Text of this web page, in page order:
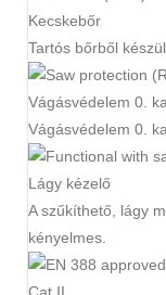
Kecskebőr
Tartós bőrből
Vágásvédelem 0.
Vágásvédelem 0.
Lágy kézelő
A szűkíthető, lágy
kényelmes.